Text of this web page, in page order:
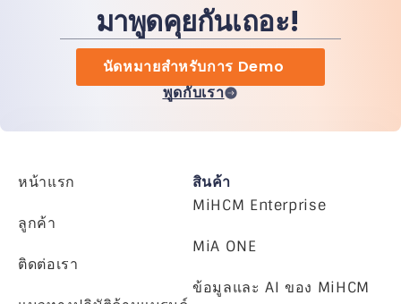
มาพูดคุยกันเถอะ!
นัดหมายสำหรับการ Demo
พูดกับเรา
หน้าแรก
ลูกค้า
ติดต่อเรา
สินค้า
MiHCM Enterprise
MiA ONE
ข้อมูลและ AI ของ MiHCM